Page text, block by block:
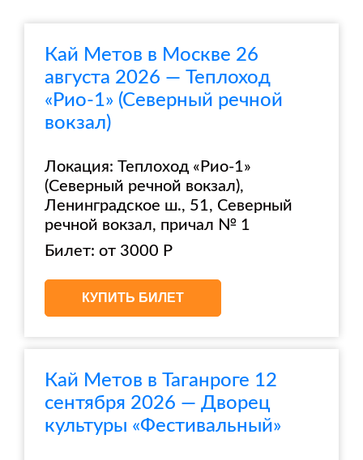
Кай Метов в Москве 26
августа 2026 — Теплоход
«Рио-1» (Северный речной
вокзал)
Локация: Теплоход «Рио-1»
(Северный речной вокзал),
Ленинградское ш., 51, Северный
речной вокзал, причал № 1
Билет: от 3000 Р
КУПИТЬ БИЛЕТ
Кай Метов в Таганроге 12
сентября 2026 — Дворец
культуры «Фестивальный»